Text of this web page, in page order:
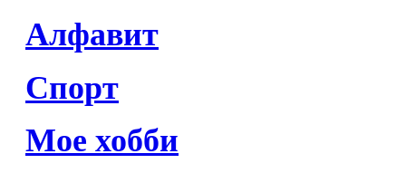
Алфавит
Спорт
Мое хобби